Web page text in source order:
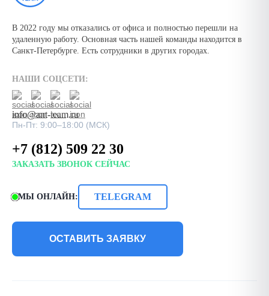
В 2022 году мы отказались от офиса и полностью перешли на
удаленную работу. Основная часть нашей команды находится в
Санкт-Петербурге. Есть сотрудники в других городах.
НАШИ СОЦСЕТИ:
info@ant-team.ru
Пн-Пт: 9:00–18:00 (МСК)
+7 (812) 509 22 30
ЗАКАЗАТЬ ЗВОНОК СЕЙЧАС
МЫ ОНЛАЙН: TELEGRAM
ОСТАВИТЬ ЗАЯВКУ